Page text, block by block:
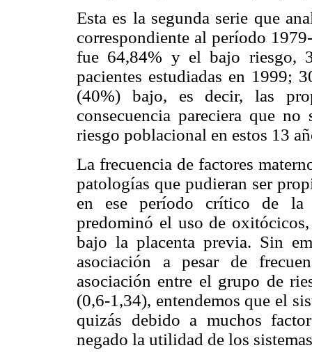
Esta es la segunda serie que
correspondiente al período
fue 64,84% y el bajo riesgo,
pacientes estudiadas en 1999;
(40%) bajo, es decir, las
consecuencia pareciera que
riesgo poblacional en estos 13
La frecuencia de factores
patologías que pudieran ser
en ese período crítico de la
predominó el uso de
bajo la placenta previa. Sin
asociación a pesar de
asociación entre el grupo de
(0,6-1,34), entendemos que el
quizás debido a muchos
negado la utilidad de los